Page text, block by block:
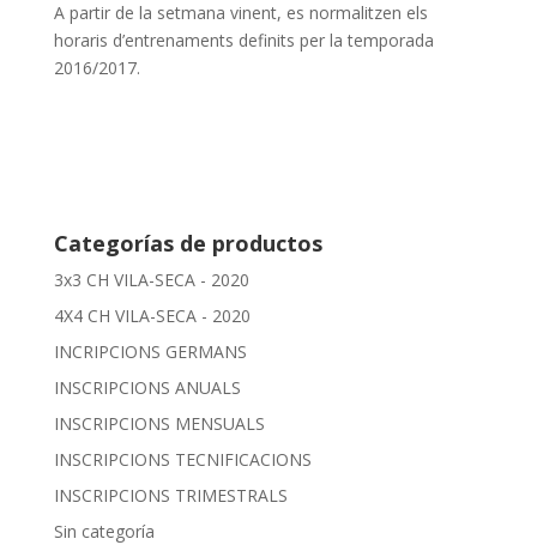
A partir de la setmana vinent, es normalitzen els
horaris d’entrenaments definits per la temporada
2016/2017.
Categorías de productos
3x3 CH VILA-SECA - 2020
4X4 CH VILA-SECA - 2020
INCRIPCIONS GERMANS
INSCRIPCIONS ANUALS
INSCRIPCIONS MENSUALS
INSCRIPCIONS TECNIFICACIONS
INSCRIPCIONS TRIMESTRALS
Sin categoría